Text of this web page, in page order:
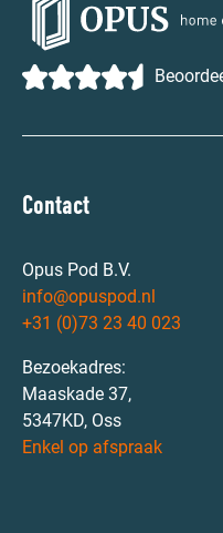
Contact
Opus Pod B.V.
info@opuspod.nl
+31 (0)73 23 40 023
Bezoekadres:
Maaskade 37,
5347KD, Oss
Enkel op afspraak